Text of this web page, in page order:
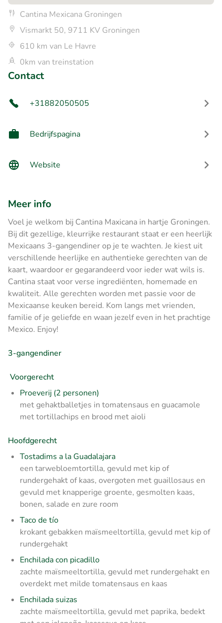
Cantina Mexicana Groningen
Vismarkt 50, 9711 KV Groningen
610 km van Le Havre
0km van treinstation
Contact
+31882050505
Bedrijfspagina
Website
Meer info
Voel je welkom bij Cantina Maxicana in hartje Groningen.
Bij dit gezellige, kleurrijke restaurant staat er een heerlijk
Mexicaans 3-gangendiner op je te wachten. Je kiest uit
verschillende heerlijke en authentieke gerechten van de
kaart, waardoor er gegarandeerd voor ieder wat wils is.
Cantina staat voor verse ingrediënten, homemade en
kwaliteit. Alle gerechten worden met passie voor de
Mexicaanse keuken bereid. Kom langs met vrienden,
familie of je geliefde en waan jezelf even in het prachtige
Mexico. Enjoy!
3-gangendiner
Voorgerecht
Proeverij (2 personen)
met gehaktballetjes in tomatensaus en guacamole
met tortillachips en brood met aioli
Hoofdgerecht
Tostadims a la Guadalajara
een tarwebloemtortilla, gevuld met kip of
rundergehakt of kaas, overgoten met guaillosaus en
gevuld met knapperige groente, gesmolten kaas,
bonen, salade en zure room
Taco de tío
krokant gebakken maïsmeeltortilla, gevuld met kip of
rundergehakt
Enchilada con picadillo
zachte maïsmeeltortilla, gevuld met rundergehakt en
overdekt met milde tomatensaus en kaas
Enchilada suizas
zachte maïsmeeltortilla, gevuld met paprika, bedekt